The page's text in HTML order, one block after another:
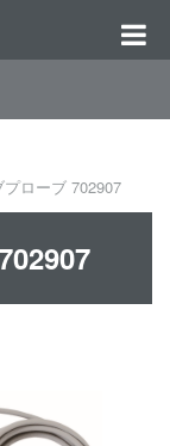
ローブ 702907